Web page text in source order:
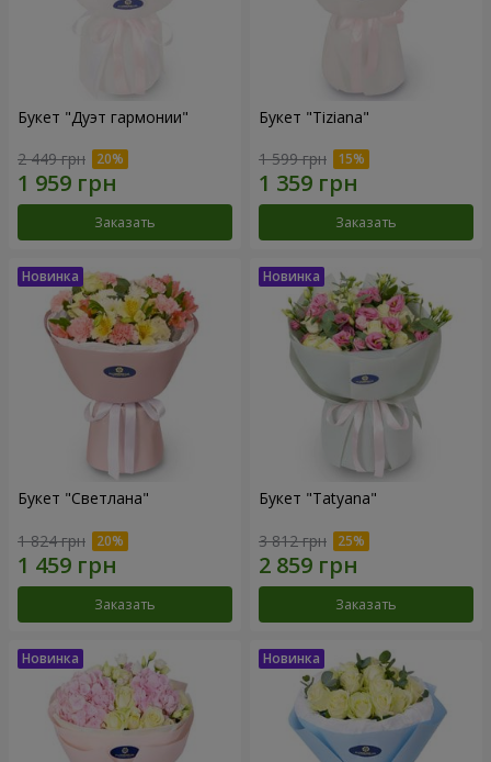
Букет "Дуэт гармонии"
2 449 грн
Заказать
Букет "Tiziana"
1 599 грн
Заказать
Букет "Светлана"
1 824 грн
Заказать
Букет "Tatyana"
3 812 грн
Заказать